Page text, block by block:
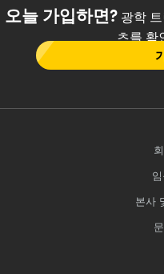
오늘 가입하면?광학 트
츠를 확
본사